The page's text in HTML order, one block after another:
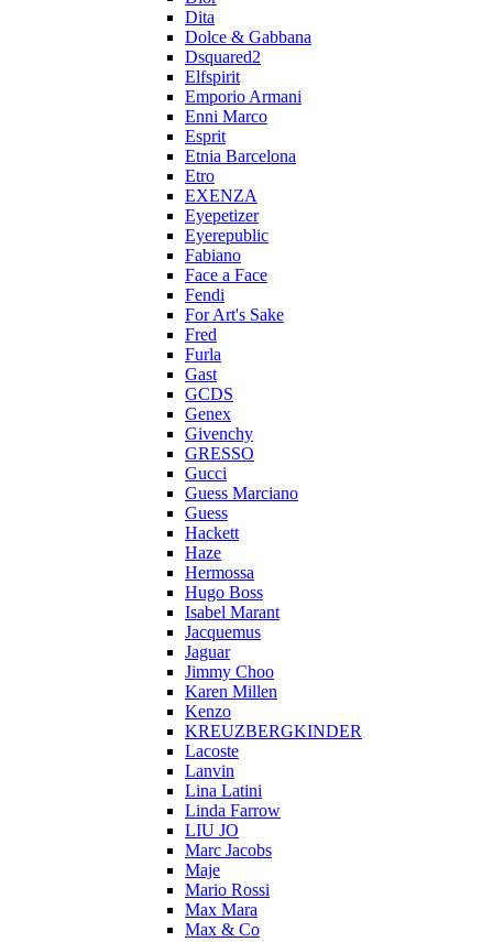
Dita
Dolce & Gabbana
Dsquared2
Elfspirit
Emporio Armani
Enni Marco
Esprit
Etnia Barcelona
Etro
EXENZA
Eyepetizer
Eyerepublic
Fabiano
Face a Face
Fendi
For Art's Sake
Fred
Furla
Gast
GCDS
Genex
Givenchy
GRESSO
Gucci
Guess Marciano
Guess
Hackett
Haze
Hermossa
Hugo Boss
Isabel Marant
Jacquemus
Jaguar
Jimmy Choo
Karen Millen
Kenzo
KREUZBERGKINDER
Lacoste
Lanvin
Lina Latini
Linda Farrow
LIU JO
Marc Jacobs
Maje
Mario Rossi
Max Mara
Max & Co